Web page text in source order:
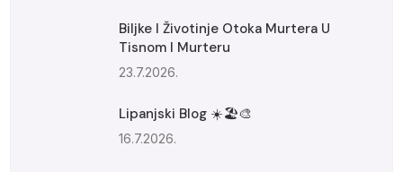
Biljke I Životinje Otoka Murtera U
Tisnom I Murteru
23.7.2026.
Lipanjski Blog ☀️🏖️🎨
16.7.2026.